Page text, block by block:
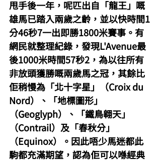
甩手後一年，呢匹出自「龍王」嘅
雄馬已踏入兩歲之齡，並以快時間1
分46秒7一出即勝1800米賽事。有
網民就整理紀錄，發現L'Avenue最
後1000米時間57秒2，為以往所有
非放頭獲勝嘅兩歲馬之冠，其餘比
佢稍慢為「北十字星」（Croix du
Nord）、「地標圖形」
（Geoglyph）、「鐵鳥翱天」
（Contrail）及「春秋分」
（Equinox）。因此唔少馬迷都此
駒都充滿期望，認為佢可以喺經典